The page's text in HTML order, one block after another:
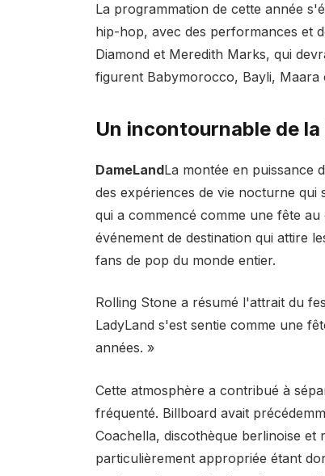
La programmation de cette année
hip-hop, avec des performances et
Diamond et Meredith Marks, qui
figurent Babymorocco, Bayli, Maara
Un incontournable de
DameLandLa montée en puissance
des expériences de vie nocturne
qui a commencé comme une fête
événement de destination qui attire
fans de pop du monde entier.
Rolling Stone a résumé l'attrait du
LadyLand s'est sentie comme une
années. »
Cette atmosphère a contribué à
fréquenté. Billboard avait
Coachella, discothèque berlinoise
particulièrement appropriée étant